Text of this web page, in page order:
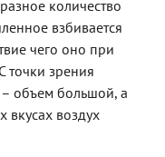
количество
взбивается
чего оно при
точки зрения
объем большой, а
вкусах воздух